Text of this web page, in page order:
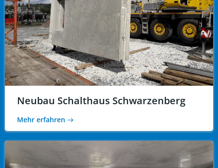
Neubau Schalthaus Schwarzenberg
Mehr erfahren